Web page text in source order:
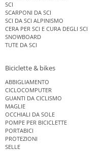
SCI
SCARPONI DA SCI
SCI DA SCI ALPINISMO
CERA PER SCI E CURA DEGLI SCI
SNOWBOARD
TUTE DA SCI
Biciclette & bikes
ABBIGLIAMENTO
CICLOCOMPUTER
GUANTI DA CICLISMO
MAGLIE
OCCHIALI DA SOLE
POMPE PER BICICLETTE
PORTABICI
PROTEZIONI
SELLE